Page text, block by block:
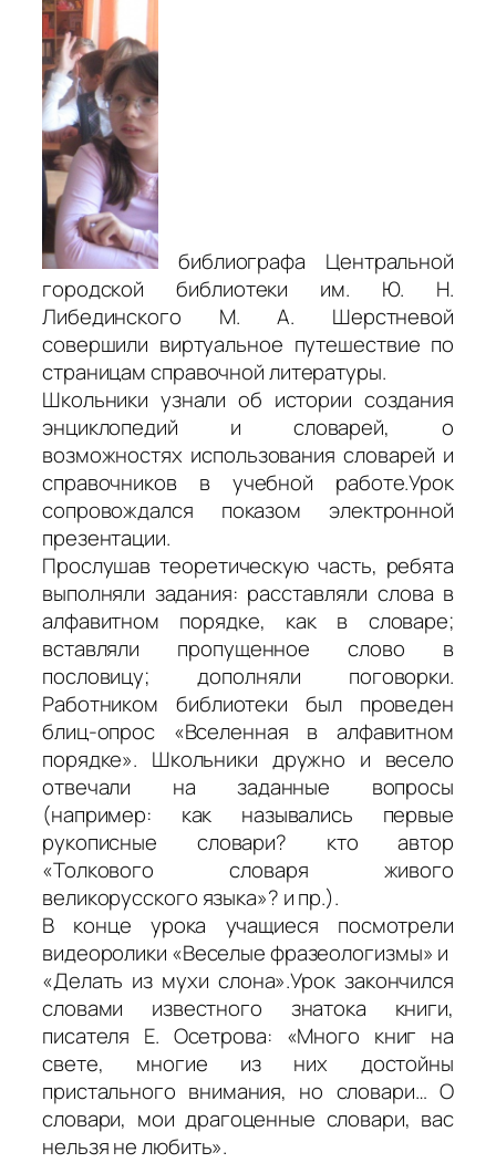
библиографа Центральной
городской библиотеки им. Ю. Н.
Либединского М. А. Шерстневой
совершили виртуальное путешествие по
страницам справочной литературы.
Школьники узнали об истории создания
энциклопедий и словарей, о
возможностях использования словарей и
справочников в учебной работе.Урок
сопровождался показом электронной
презентации.
Прослушав теоретическую часть, ребята
выполняли задания: расставляли слова в
алфавитном порядке, как в словаре;
вставляли пропущенное слово в
пословицу; дополняли поговорки.
Работником библиотеки был проведен
блиц-опрос «Вселенная в алфавитном
порядке». Школьники дружно и весело
отвечали на заданные вопросы
(например: как назывались первые
рукописные словари? кто автор
«Толкового словаря живого
великорусского языка»? и пр.).
В конце урока учащиеся посмотрели
видеоролики «Веселые фразеологизмы» и
«Делать из мухи слона».Урок закончился
словами известного знатока книги,
писателя Е. Осетрова: «Много книг на
свете, многие из них достойны
пристального внимания, но словари… О
словари, мои драгоценные словари, вас
нельзя не любить».